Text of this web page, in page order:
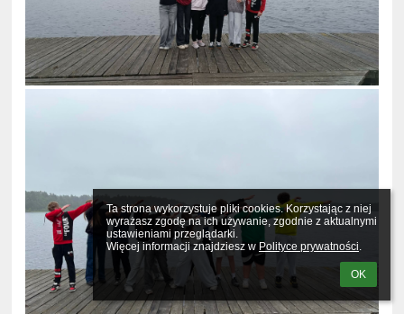
Ta strona wykorzystuje pliki cookies. Korzystając z niej
wyrażasz zgodę na ich używanie, zgodnie z aktualnymi
ustawieniami przeglądarki.
Więcej informacji znajdziesz w Polityce prywatności.
OK